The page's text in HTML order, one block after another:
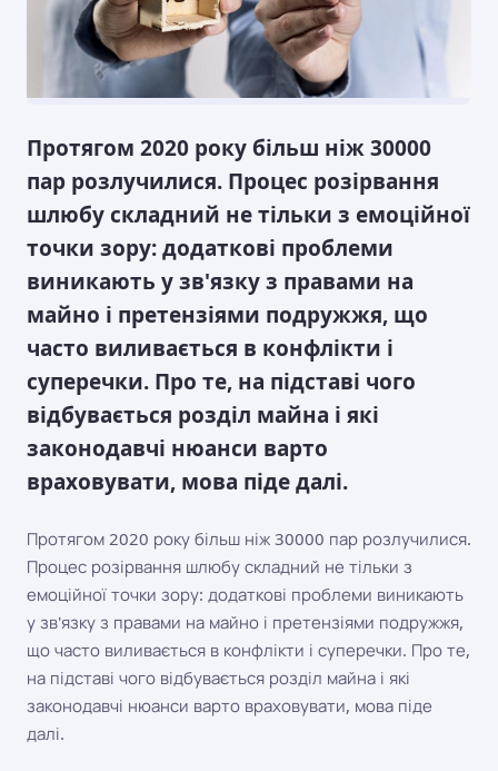
Протягом 2020 року більш ніж 30000
пар розлучилися. Процес розірвання
шлюбу складний не тільки з емоційної
точки зору: додаткові проблеми
виникають у зв'язку з правами на
майно і претензіями подружжя, що
часто виливається в конфлікти і
суперечки. Про те, на підставі чого
відбувається розділ майна і які
законодавчі нюанси варто
враховувати, мова піде далі.
Протягом 2020 року більш ніж 30000 пар розлучилися.
Процес розірвання шлюбу складний не тільки з
емоційної точки зору: додаткові проблеми виникають
у зв'язку з правами на майно і претензіями подружжя,
що часто виливається в конфлікти і суперечки. Про те,
на підставі чого відбувається розділ майна і які
законодавчі нюанси варто враховувати, мова піде
далі.